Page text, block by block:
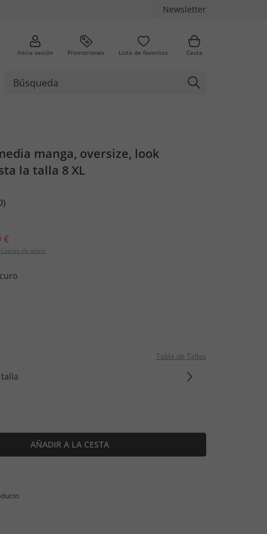
Newsletter
Inicia sesión Promociones Lista de favoritos Cesta
manga, oversize, look
la talla 8 XL
€
Costes de envío
Tabla de Tallas
AÑADIR A LA CESTA